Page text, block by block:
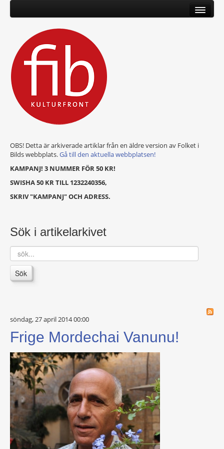
OBS! Detta är arkiverade artiklar från en äldre version av Folket i
Bilds webbplats.Gå till den aktuella webbplatsen!
KAMPANJ! 3 NUMMER FÖR 50 KR!
SWISHA 50 KR TILL 1232240356,
SKRIV "KAMPANJ" OCH ADRESS.
Sök i artikelarkivet
sök...
Sök
söndag, 27 april 2014 00:00
Frige Mordechai Vanunu!